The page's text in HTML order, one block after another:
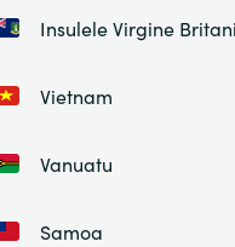
Insulele Virgine
Vietnam
Vanuatu
Samoa